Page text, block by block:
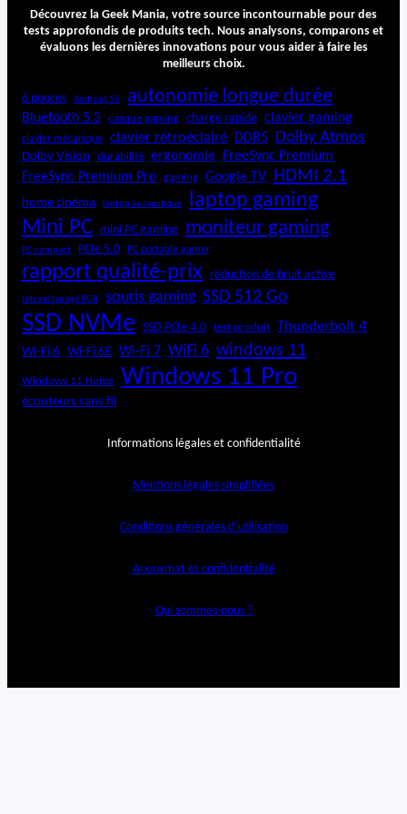
Découvrez la Geek Mania, votre source incontournable pour des
tests approfondis de produits tech. Nous analysons, comparons et
évaluons les dernières innovations pour vous aider à faire les
meilleurs choix.
6 pouces Android 15 autonomie longue durée
Bluetooth 5.3 casque gaming charge rapide clavier gaming
clavier mécanique clavier rétroéclairé DDR5 Dolby Atmos
Dolby Vision durabilité ergonomie
FreeSync Premium
FreeSync Premium Pro
gaming Google TV HDMI 2.1
home cinéma laptop bureautique laptop gaming
Mini PC mini PC gaming moniteur gaming
PC compact PCIe 5.0 PC portable gamer
rapport qualité-prix réduction de bruit active
rétroéclairage RGB souris gaming SSD 512 Go
SSD NVMe SSD PCIe 4.0 test produit Thunderbolt 4
Wi-Fi 6 Wi-Fi 6E Wi-Fi 7 WiFi 6 windows 11
Windows 11 Home Windows 11 Pro
écouteurs sans fil
Informations légales et confidentialité
Mentions légales simplifiées
Conditions générales d’utilisation
Anonymat et confidentialité
Qui sommes-nous ?